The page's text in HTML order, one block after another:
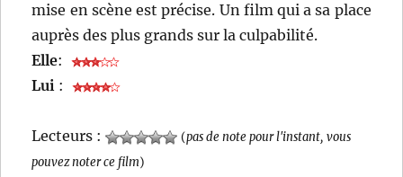
mise en scène est précise. Un film qui a sa place
auprès des plus grands sur la culpabilité.
Elle:
Lui :
Lecteurs : (pas de note pour l'instant, vous
pouvez noter ce film)